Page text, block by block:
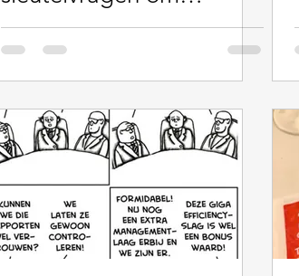
eigenaarschap te
vergroten bij
medewerkers